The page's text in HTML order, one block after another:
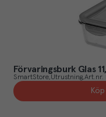
Förvaringsburk Glas
SmartStore Utrustning Art.nr.